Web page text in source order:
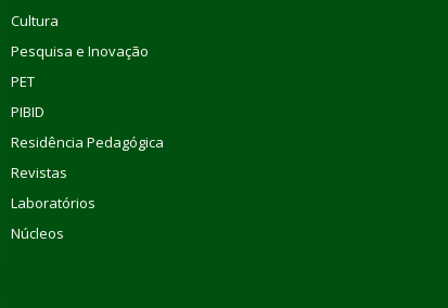
Cultura
Pesquisa e Inovação
PET
PIBID
Residência Pedagógica
Revistas
Laboratórios
Núcleos